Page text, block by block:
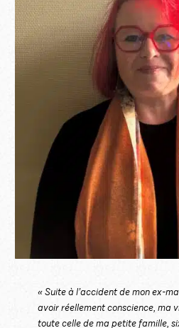
« Suite à l’accident de mon ex-
avoir réellement conscience, ma
toute celle de ma petite famille,